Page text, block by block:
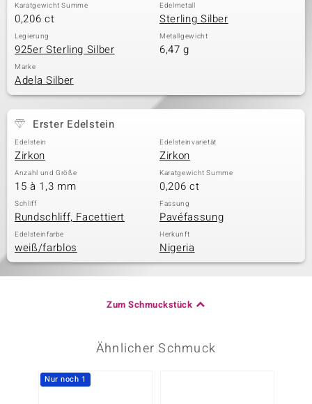
Karatgewicht Summe
0,206 ct
Edelmetall
Sterling Silber
Legierung
925er Sterling Silber
Metallgewicht
6,47 g
Marke
Adela Silber
Erster Edelstein
Edelstein
Zirkon
Edelsteinvarietät
Zirkon
Anzahl und Größe
15 à 1,3 mm
Karatgewicht Summe
0,206 ct
Schliff
Rundschliff, Facettiert
Fassung
Pavéfassung
Edelsteinfarbe
weiß/farblos
Herkunft
Nigeria
Zum Schmuckstück
Ähnlicher Schmuck
Nur noch 1